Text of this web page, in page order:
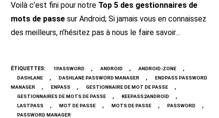
Voilà c’est fini pour notre Top 5 des gestionnaires de
mots de passe sur Android; Si jamais vous en connaissez
des meilleurs, n’hésitez pas à nous le faire savoir…
ÉTIQUETTES: 1PASSWORD , ANDROID , ANDROID-ZONE ,
DASHLANE , DASHLANE PASSWORD MANAGER ,
ENDPASS PASSWORD
MANAGER
, ENPASS , GESTIONNAIRE DE MOT DE PASSE ,
GESTIONNAIRES DE MOTS DE PASSE , KEEPASS2ANDROID ,
LASTPASS , MOT DE PASSE , MOTS DE PASSE , PASSWORD ,
PASSWORD MANAGER